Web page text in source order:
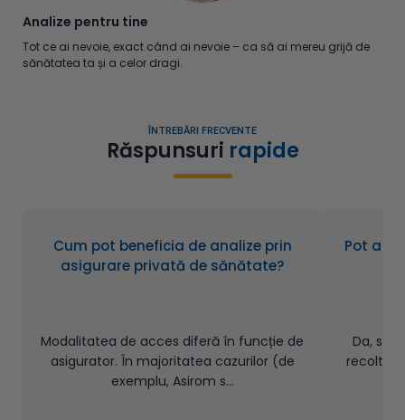
Analize pentru tine
Tot ce ai nevoie, exact când ai nevoie – ca să ai mereu grijă de
sănătatea ta și a celor dragi.
ÎNTREBĂRI FRECVENTE
Răspunsuri rapide
Cum pot beneficia de analize prin
asigurare privată de sănătate?
Modalitatea de acces diferă în funcție de
asigurator. În majoritatea cazurilor (de
exemplu, Asirom s...
Pot
Da, se